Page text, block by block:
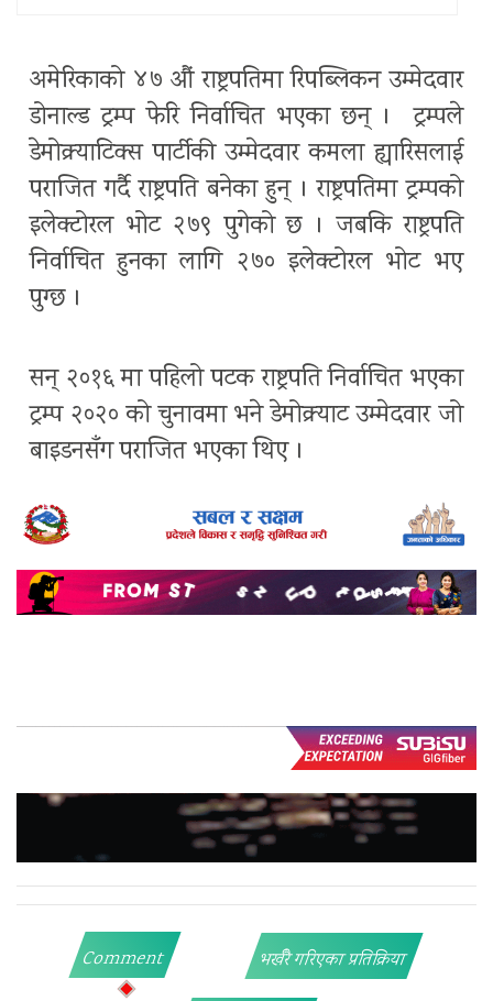
अमेरिकाको ४७ औं राष्ट्रपतिमा रिपब्लिकन उम्मेदवार
डोनाल्ड ट्रम्प फेरि निर्वाचित भएका छन् । ट्रम्पले
डेमोक्र्याटिक्स पार्टीकी उम्मेदवार कमला ह्यारिसलाई
पराजित गर्दै राष्ट्रपति बनेका हुन् । राष्ट्रपतिमा ट्रम्पको
इलेक्टोरल भोट २७९ पुगेको छ । जबकि राष्ट्रपति
निर्वाचित हुनका लागि २७० इलेक्टोरल भोट भए
पुग्छ ।
सन् २०१६ मा पहिलो पटक राष्ट्रपति निर्वाचित भएका
ट्रम्प २०२० को चुनावमा भने डेमोक्र्याट उम्मेदवार जो
बाइडनसँग पराजित भएका थिए ।
Comment भर्खरै गरिएका प्रतिक्रिया